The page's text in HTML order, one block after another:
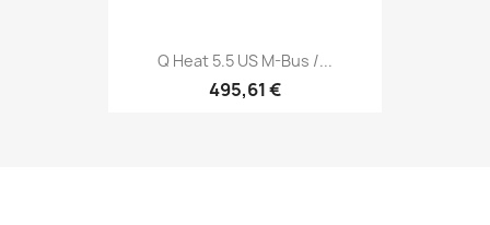
Q Heat 5.5 US M-Bus /...
495,61 €